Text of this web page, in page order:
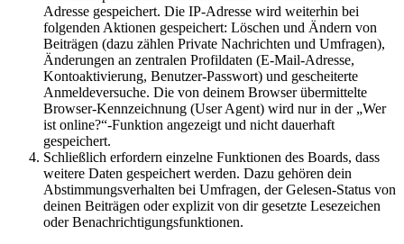
Adresse gespeichert. Die IP-Adresse wird weiterhin bei
folgenden Aktionen gespeichert: Löschen und Ändern von
Beiträgen (dazu zählen Private Nachrichten und Umfragen),
Änderungen an zentralen Profildaten (E-Mail-Adresse,
Kontoaktivierung, Benutzer-Passwort) und gescheiterte
Anmeldeversuche. Die von deinem Browser übermittelte
Browser-Kennzeichnung (User Agent) wird nur in der „Wer
ist online?“-Funktion angezeigt und nicht dauerhaft
gespeichert.
Schließlich erfordern einzelne Funktionen des Boards, dass
weitere Daten gespeichert werden. Dazu gehören dein
Abstimmungsverhalten bei Umfragen, der Gelesen-Status von
deinen Beiträgen oder explizit von dir gesetzte Lesezeichen
oder Benachrichtigungsfunktionen.